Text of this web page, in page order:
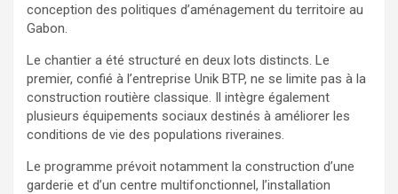
conception des politiques d’aménagement du territoire au
Gabon.
Le chantier a été structuré en deux lots distincts. Le
premier, confié à l’entreprise Unik BTP, ne se limite pas à la
construction routière classique. Il intègre également
plusieurs équipements sociaux destinés à améliorer les
conditions de vie des populations riveraines.
Le programme prévoit notamment la construction d’une
garderie et d’un centre multifonctionnel, l’installation